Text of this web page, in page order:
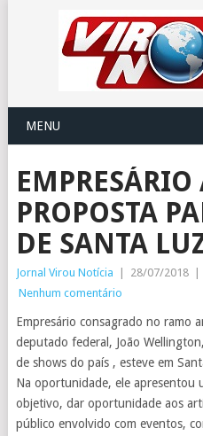
MENU
EMPRESÁRIO
PROPOSTA
DE SANTA
Jornal Virou Notícia 28/07/2018
Nenhum comentário
Empresário consagrado no ramo
deputado federal, João
de shows do país , esteve em
Na oportunidade, ele apresentou
objetivo, dar oportunidade aos
público envolvido com eventos,